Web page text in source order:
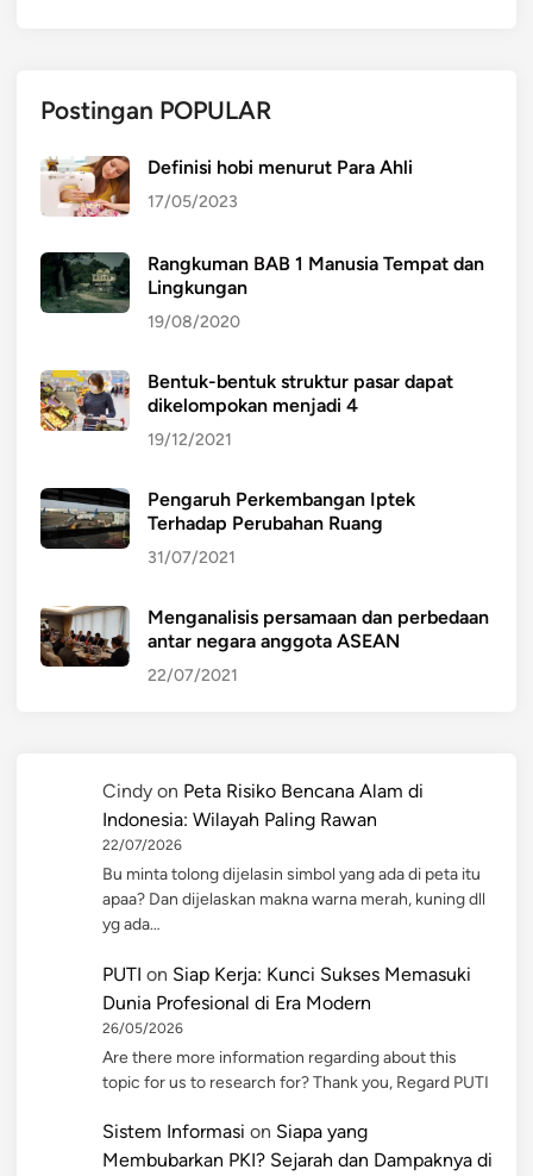
Postingan POPULAR
Definisi hobi menurut Para Ahli
17/05/2023
Rangkuman BAB 1 Manusia Tempat dan
Lingkungan
19/08/2020
Bentuk-bentuk struktur pasar dapat
dikelompokan menjadi 4
19/12/2021
Pengaruh Perkembangan Iptek
Terhadap Perubahan Ruang
31/07/2021
Menganalisis persamaan dan perbedaan
antar negara anggota ASEAN
22/07/2021
Cindy on Peta Risiko Bencana Alam di
Indonesia: Wilayah Paling Rawan
22/07/2026
Bu minta tolong dijelasin simbol yang ada di peta itu
apaa? Dan dijelaskan makna warna merah, kuning dll
yg ada…
PUTI on Siap Kerja: Kunci Sukses Memasuki
Dunia Profesional di Era Modern
26/05/2026
Are there more information regarding about this
topic for us to research for? Thank you, Regard PUTI
Sistem Informasi on Siapa yang
Membubarkan PKI? Sejarah dan Dampaknya di